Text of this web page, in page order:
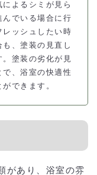
よるシミが見ら
でいる場合に行
レッシュしたい時
、塗装の見直し
塗装の劣化が見
、浴室の快適性
できます。
があり、浴室の雰